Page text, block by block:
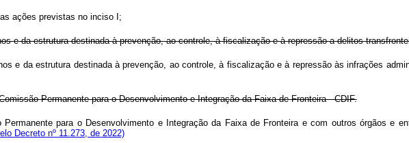
ações previstas no inciso I;
e da estrutura destinada à prevenção, ao controle, à fiscalização e à repressão a delitos
e da estrutura destinada à prevenção, ao controle, à fiscalização e à repressão às infrações
Permanente para o Desenvolvimento e Integração da Faixa de Fronteira - CDIF.
para o Desenvolvimento e Integração da Faixa de Fronteira e com outros órgãos e
Decreto nº 11.273, de 2022)